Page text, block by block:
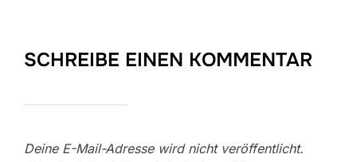
SCHREIBE EINEN KOMMENTAR
Deine E-Mail-Adresse wird nicht veröffentlicht.